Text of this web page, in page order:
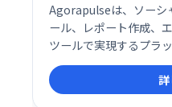
Agorapulseは、ソーシ
ール、レポート作成、
ツールで実現するプラ
を効率的に管理し、効
ポートします。フォロ
ス成長を促進しましょ